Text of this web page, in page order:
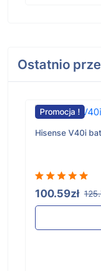
Ostatnio
Promocja !
Hisense V40i
100.59zł